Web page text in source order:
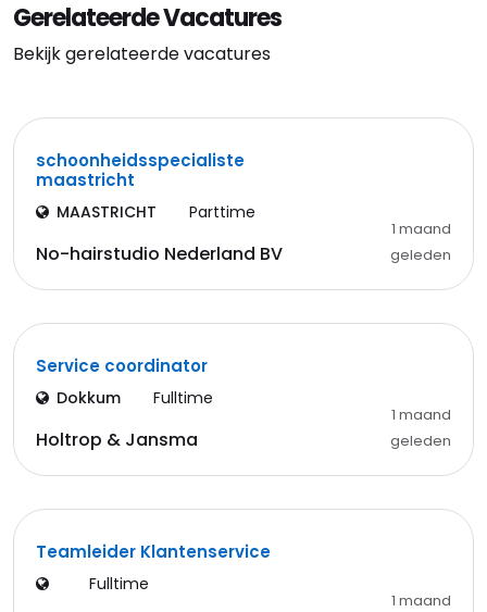
Gerelateerde Vacatures
Bekijk gerelateerde vacatures
schoonheidsspecialiste
maastricht
MAASTRICHT Parttime
No-hairstudio Nederland BV
1 maand
geleden
Service coordinator
Dokkum Fulltime
Holtrop & Jansma
1 maand
geleden
Teamleider Klantenservice
Fulltime
1 maand